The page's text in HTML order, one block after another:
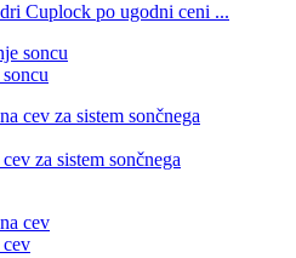
Cuplock po ugodni ceni ...
za sistem sončnega